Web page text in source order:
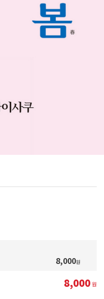
8,000원
8,000원